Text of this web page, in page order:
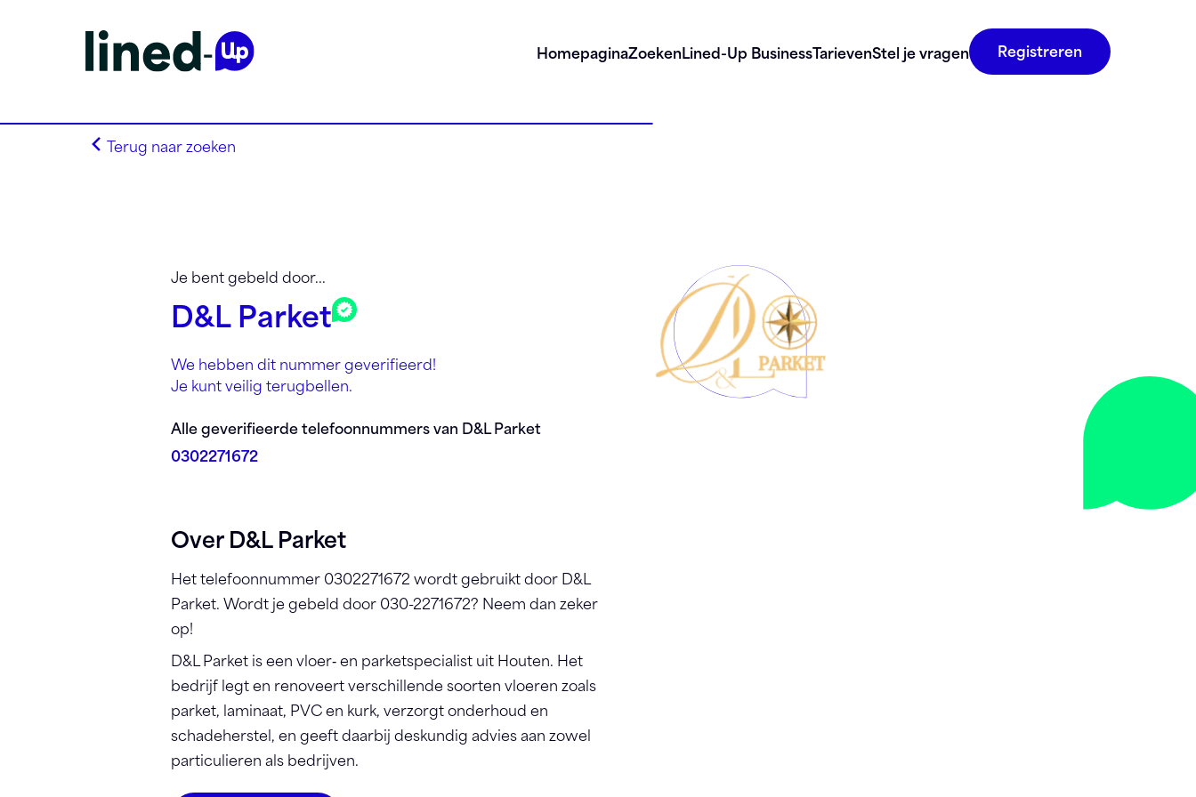
HomepaginaZoekenLined-Up BusinessTarievenStel je vragen Registreren
Terug naar zoeken
Je bent gebeld door...
D&L Parket
We hebben dit nummer geverifieerd!
Je kunt veilig terugbellen.
Alle geverifieerde telefoonnummers van D&L Parket
0302271672
Over D&L Parket
Het telefoonnummer 0302271672 wordt gebruikt door D&L
Parket. Wordt je gebeld door 030-2271672? Neem dan zeker
op!
D&L Parket is een vloer‑ en parketspecialist uit Houten. Het
bedrijf legt en renoveert verschillende soorten vloeren zoals
parket, laminaat, PVC en kurk, verzorgt onderhoud en
schadeherstel, en geeft daarbij deskundig advies aan zowel
particulieren als bedrijven.
Zoek op alfabet
Zoek op netnummer
Lined-Up Business
Stel je vragen
Registreren